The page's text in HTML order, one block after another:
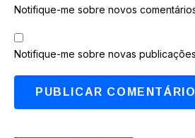
Notifique-me sobre novos
Notifique-me sobre novas